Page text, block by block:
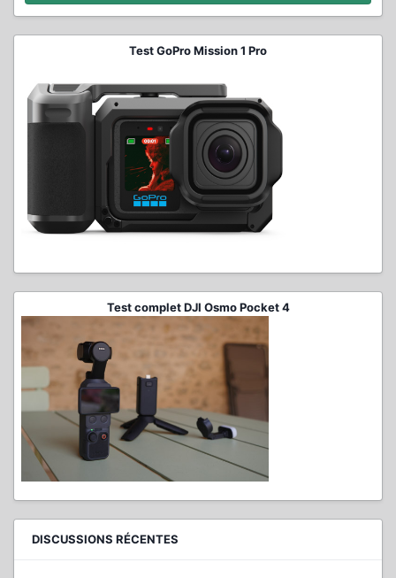
Test GoPro Mission 1 Pro
Test complet DJI Osmo Pocket 4
DISCUSSIONS RÉCENTES